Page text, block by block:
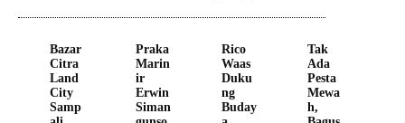
Bazar
Citra
Land
City
Samp
Praka
Marin
ir
Erwin
Siman
Rico
Waas
Duku
ng
Buday
Tak
Ada
Pesta
Mewa
h,